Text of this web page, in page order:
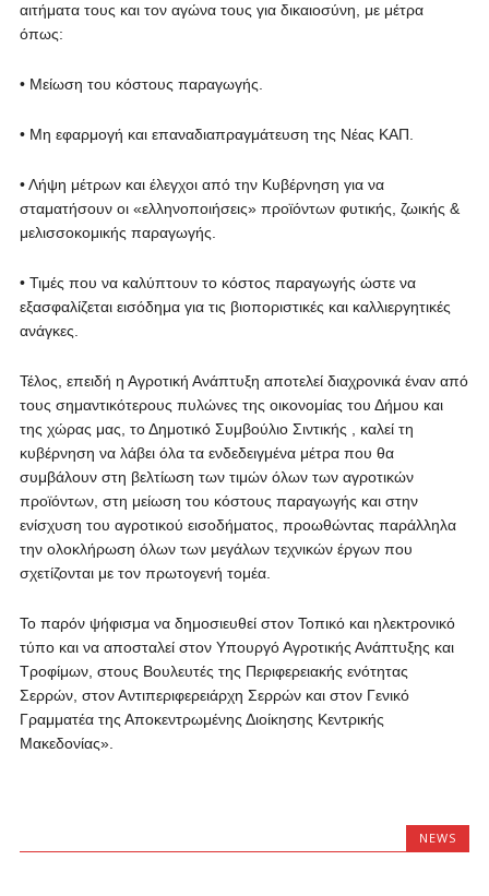
αιτήματα τους και τον αγώνα τους για δικαιοσύνη, με μέτρα
όπως:
• Μείωση του κόστους παραγωγής.
• Μη εφαρμογή και επαναδιαπραγμάτευση της Νέας ΚΑΠ.
• Λήψη μέτρων και έλεγχοι από την Κυβέρνηση για να
σταματήσουν οι «ελληνοποιήσεις» προϊόντων φυτικής, ζωικής &
μελισσοκομικής παραγωγής.
• Τιμές που να καλύπτουν το κόστος παραγωγής ώστε να
εξασφαλίζεται εισόδημα για τις βιοποριστικές και καλλιεργητικές
ανάγκες.
Τέλος, επειδή η Αγροτική Ανάπτυξη αποτελεί διαχρονικά έναν από
τους σημαντικότερους πυλώνες της οικονομίας του Δήμου και
της χώρας μας, το Δημοτικό Συμβούλιο Σιντικής , καλεί τη
κυβέρνηση να λάβει όλα τα ενδεδειγμένα μέτρα που θα
συμβάλουν στη βελτίωση των τιμών όλων των αγροτικών
προϊόντων, στη μείωση του κόστους παραγωγής και στην
ενίσχυση του αγροτικού εισοδήματος, προωθώντας παράλληλα
την ολοκλήρωση όλων των μεγάλων τεχνικών έργων που
σχετίζονται με τον πρωτογενή τομέα.
Το παρόν ψήφισμα να δημοσιευθεί στον Τοπικό και ηλεκτρονικό
τύπο και να αποσταλεί στον Υπουργό Αγροτικής Ανάπτυξης και
Τροφίμων, στους Βουλευτές της Περιφερειακής ενότητας
Σερρών, στον Αντιπεριφερειάρχη Σερρών και στον Γενικό
Γραμματέα της Αποκεντρωμένης Διοίκησης Κεντρικής
Μακεδονίας».
NEWS